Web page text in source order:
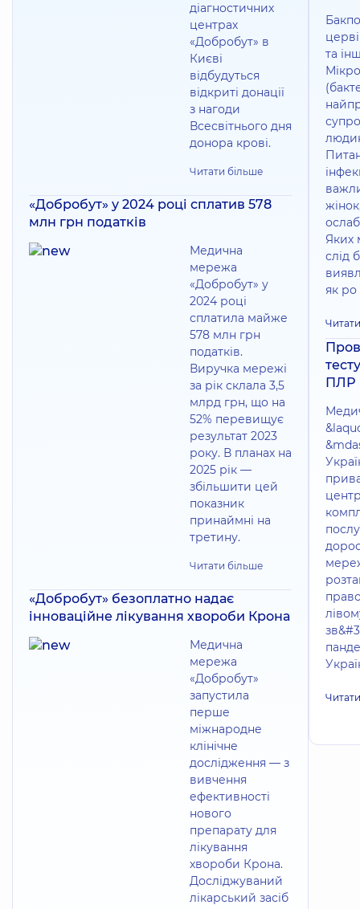
діагностичних
центрах
«Добробут» в
Києві
відбудуться
відкриті донації
з нагоди
Всесвітнього дня
донора крові.
Читати більше
«Добробут» у 2024 році сплатив 578
млн грн податків
Медична
мережа
«Добробут» у
2024 році
сплатила майже
578 млн грн
податків.
Виручка мережі
за рік склала 3,5
млрд грн, що на
52% перевищує
результат 2023
року. В планах на
2025 рік —
збільшити цей
показник
принаймні на
третину.
Читати більше
«Добробут» безоплатно надає
інноваційне лікування хвороби Крона
Медична
мережа
«Добробут»
запустила
перше
міжнародне
клінічне
дослідження — з
вивчення
ефективності
нового
препарату для
лікування
хвороби Крона.
Досліджуваний
лікарський засіб
та
Яких
слід
як ро
ПЛР